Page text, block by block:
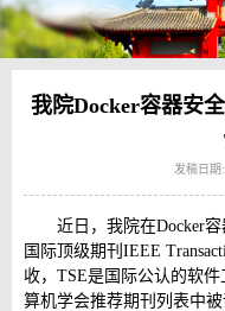
我院Docker容器安
发稿日
近日，我院在Docker
国际顶级期刊IEEE
收，TSE是国际公认的软
算机学会推荐期刊列表中被